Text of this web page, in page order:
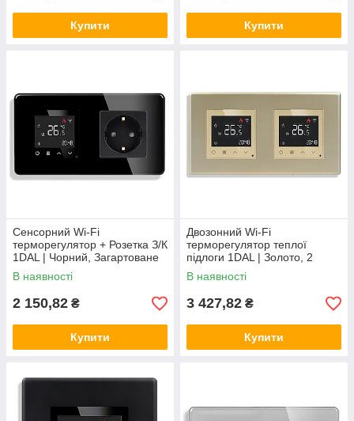
Купити Купити
Сенсорний Wi-Fi
терморегулятор + Розетка З/К
1DAL | Чорний, Загартоване
скло (G157D-TR.WF-ST.BL)
В наявності
2 150,82 ₴
Купити
Двозонний Wi-Fi
терморегулятор теплої
підлоги 1DAL | Золото, 2
підрозетники (P157-
TRX2.WF.GD)
В наявності
3 427,82 ₴
Купити